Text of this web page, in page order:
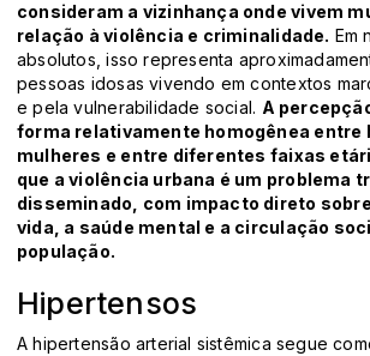
consideram a vizinhança onde vivem
relação à violência e criminalidade. Em
absolutos, isso representa
pessoas idosas vivendo em contextos
e pela vulnerabilidade social. A
forma relativamente homogênea entre
mulheres e entre diferentes faixas
que a violência urbana é um problema
disseminado, com impacto direto
vida, a saúde mental e a circulação
população.
Hipertensos
A hipertensão arterial sistêmica segue